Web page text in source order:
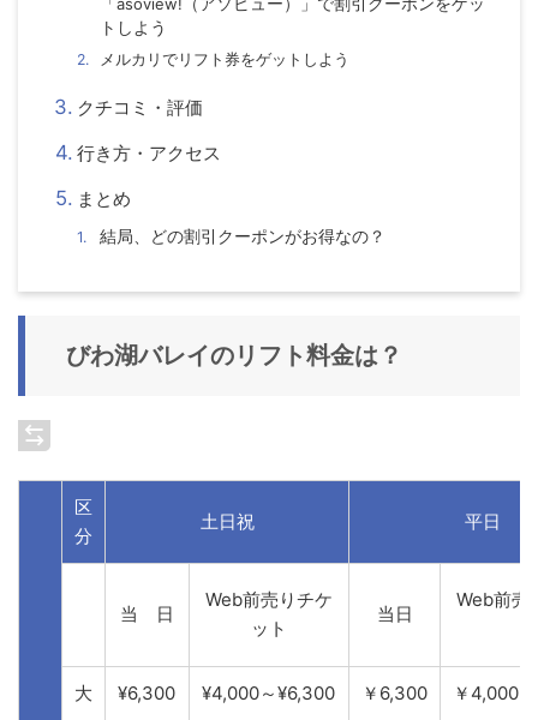
トしよう
メルカリでリフト券をゲットしよう
クチコミ・評価
行き方・アクセス
まとめ
結局、どの割引クーポンがお得なの？
びわ湖バレイのリフト料金は？
区
分
土日祝 平日
当 日
Web前売りチケ
ット
当日
Web前売
大 ¥6,300 ¥4,000～¥6,300 ￥6,300 ￥4,000